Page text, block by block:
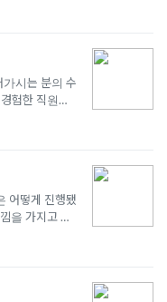
시는 분의 수
험한 직원이 있
쌓으시길 바랍
어떻게 진행됐
을 가지고 있
트를 보고, 오